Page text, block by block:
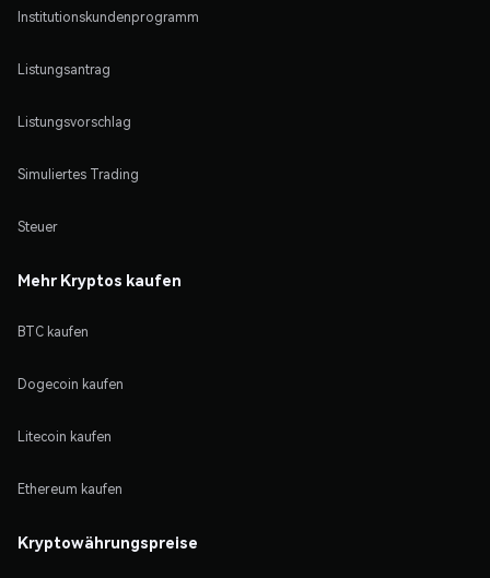
Institutionskundenprogramm
Listungsantrag
Listungsvorschlag
Simuliertes Trading
Steuer
Mehr Kryptos kaufen
BTC kaufen
Dogecoin kaufen
Litecoin kaufen
Ethereum kaufen
Kryptowährungspreise